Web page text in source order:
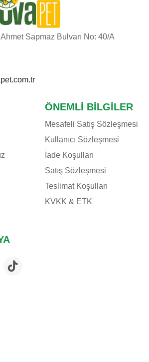
Sapmaz Bulvarı No: 40/A
ÖNEMLI BILGILER
Mesafeli Satış Sözleşmesi
Kullanıcı Sözleşmesi
İade Koşulları
Satış Sözleşmesi
Teslimat Koşulları
KVKK & ETK